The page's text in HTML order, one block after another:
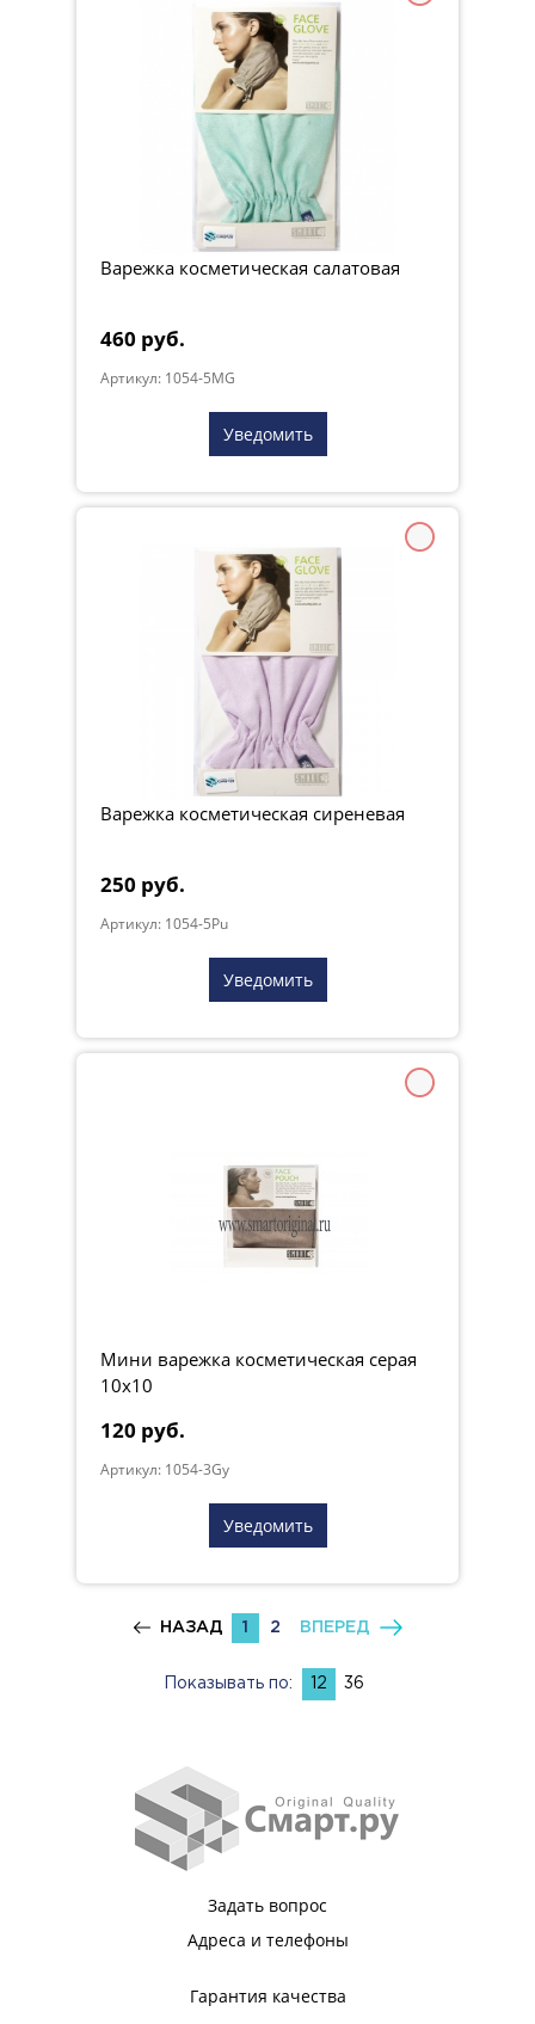
Варежка косметическая салатовая
460 руб.
Артикул: 1054-5MG
Уведомить
Варежка косметическая сиреневая
250 руб.
Артикул: 1054-5Pu
Уведомить
Мини варежка косметическая серая
10х10
120 руб.
Артикул: 1054-3Gy
Уведомить
НАЗАД 1 2 ВПЕРЕД
Показывать по: 12 36
Задать вопрос
Адреса и телефоны
Гарантия качества